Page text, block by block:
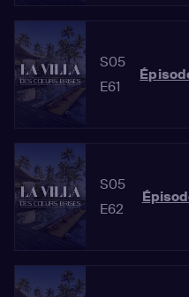
S05
E61
S05
E62